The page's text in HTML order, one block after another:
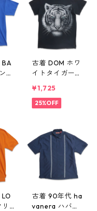
BA
ト
古着 DOM ホワ
イトタイガー
ツ アニマルTシ
ャツ ブラック
¥1,725
25%OFF
古着 90年代 ha
vanera ハバネ